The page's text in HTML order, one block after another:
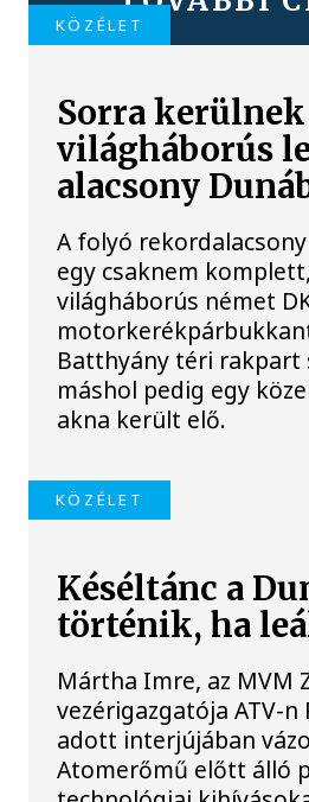
KÖZÉLET
Sorra
világháborús
alacsony
A folyó
egy csaknem
világháborús német
Batthyány téri rakpart
máshol pedig egy
akna került elő.
KÖZÉLET
Késéltánc a
történik, ha
Mártha Imre, az MVM
vezérigazgatója ATV-n
adott interjújában
Atomerőmű előtt álló